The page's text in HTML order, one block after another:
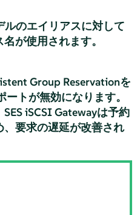
ルのエイリアスに対して
が使用されます。
Group Reservationを
トが無効になります。
iSCSI Gatewayは予約
要求の遅延が改善され